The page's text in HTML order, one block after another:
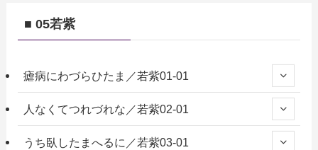
■ 05若紫
瘧病にわづらひたま／若紫01-01
人なくてつれづれな／若紫02-01
うち臥したまへるに／若紫03-01